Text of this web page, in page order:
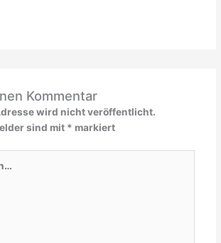
Kommentar
wird nicht veröffentlicht.
sind mit * markiert